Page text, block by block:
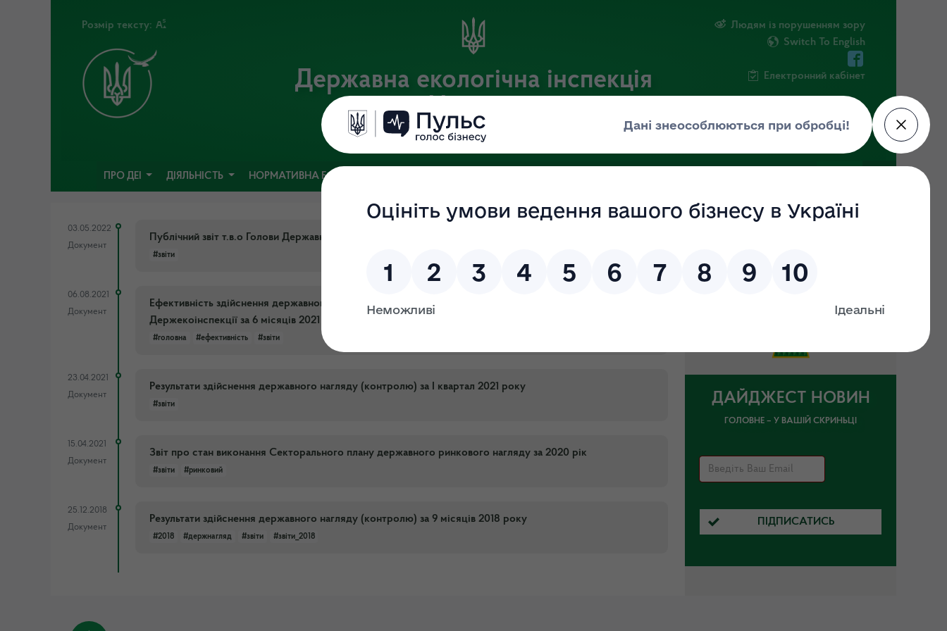
Розмір тексту:
Державна екологічна інспекція
України
Офіційний веб-портал Державної екологічної інспекції України
Людям із порушенням зору
Switch To English
Електронний кабінет
ПРО ДЕІ ДІЯЛЬНІСТЬ НОРМАТИВНА БАЗА
03.05.2022
Документ
Публічний звіт т.в.о Голови Державної екологічної інспекції України за 2021 рік
#звіти
06.08.2021
Документ
Ефективність здійснення державного нагляду (контролю) територіальними органами
Держекоінспекції за 6 місяців 2021 року
#головна #ефективність #звіти
23.04.2021
Документ
Результати здійснення державного нагляду (контролю) за І квартал 2021 року
#звіти
15.04.2021
Документ
Звіт про стан виконання Секторального плану державного ринкового нагляду за 2020 рік
#звіти #ринковий
25.12.2018
Документ
Результати здійснення державного нагляду (контролю) за 9 місяців 2018 року
#2018 #держнагляд #звіти #звіти_2018
ДАЙДЖЕСТ НОВИН
ГОЛОВНЕ – У ВАШІЙ СКРИНЬЦІ
ПІДПИСАТИСЬ